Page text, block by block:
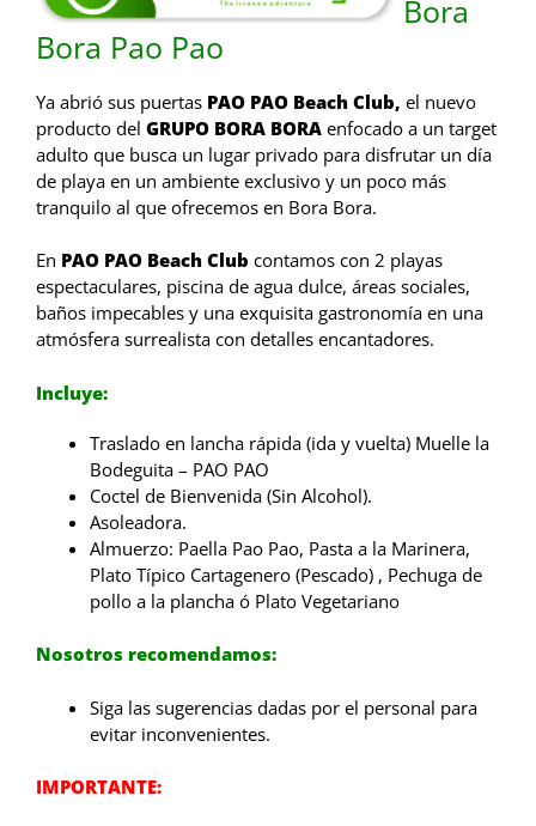
Bora
Bora Pao Pao
Ya abrió sus puertas PAO PAO Beach Club, el nuevo
producto del GRUPO BORA BORA enfocado a un target
adulto que busca un lugar privado para disfrutar un día
de playa en un ambiente exclusivo y un poco más
tranquilo al que ofrecemos en Bora Bora.
En PAO PAO Beach Club contamos con 2 playas
espectaculares, piscina de agua dulce, áreas sociales,
baños impecables y una exquisita gastronomía en una
atmósfera surrealista con detalles encantadores.
Incluye:
Traslado en lancha rápida (ida y vuelta) Muelle la
Bodeguita – PAO PAO
Coctel de Bienvenida (Sin Alcohol).
Asoleadora.
Almuerzo: Paella Pao Pao, Pasta a la Marinera,
Plato Típico Cartagenero (Pescado) , Pechuga de
pollo a la plancha ó Plato Vegetariano
Nosotros recomendamos:
Siga las sugerencias dadas por el personal para
evitar inconvenientes.
IMPORTANTE: